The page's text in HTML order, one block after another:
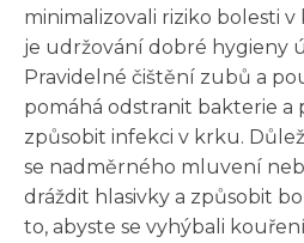
minimalizovali riziko bolesti
je udržování dobré hygieny
Pravidelné čištění zubů a
pomáhá odstranit bakterie a
způsobit infekci v krku.
se nadměrného mluvení
dráždit hlasivky a způsobit
to, abyste se vyhýbali